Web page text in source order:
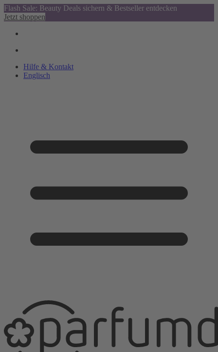
Flash Sale: Beauty Deals sichern & Bestseller entdecken
Jetzt shoppen
Hilfe & Kontakt
Englisch